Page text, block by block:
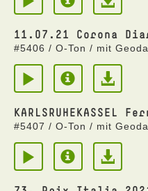
11.07.21 Corona
#5406 / O-Ton / mit
KARLSRUHEKASSEL
#5407 / O-Ton / mit